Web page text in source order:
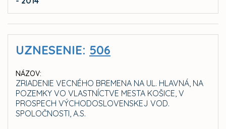
UZNESENIE: 506
NÁZOV:
ZRIADENIE VECNÉHO BREMENA NA UL. HLAVNÁ, NA
POZEMKY VO VLASTNÍCTVE MESTA KOŠICE, V
PROSPECH VÝCHODOSLOVENSKEJ VOD.
SPOLOČNOSTI, A.S.